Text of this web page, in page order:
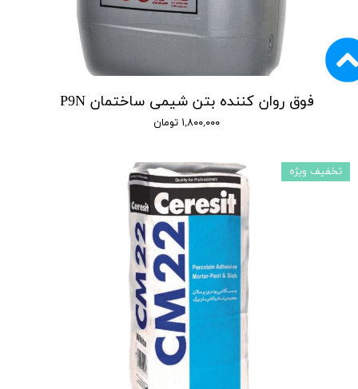
فوق روان کننده بتن شیمی ساختمان P9N
۱,۸۰۰,۰۰۰ تومان
تخفیف ویژه